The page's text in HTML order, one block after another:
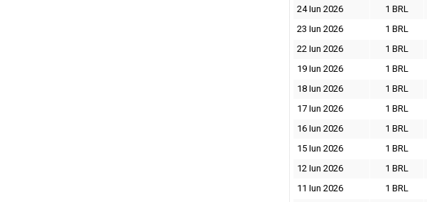
24 Iun 2026
1 BRL
23 Iun 2026
1 BRL
22 Iun 2026
1 BRL
19 Iun 2026
1 BRL
18 Iun 2026
1 BRL
17 Iun 2026
1 BRL
16 Iun 2026
1 BRL
15 Iun 2026
1 BRL
12 Iun 2026
1 BRL
11 Iun 2026
1 BRL